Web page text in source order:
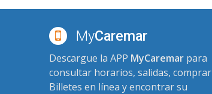
MyCaremar
Descargue la APP MyCaremar para
consultar horarios, salidas, comprar
Billetes en línea y encontrar su